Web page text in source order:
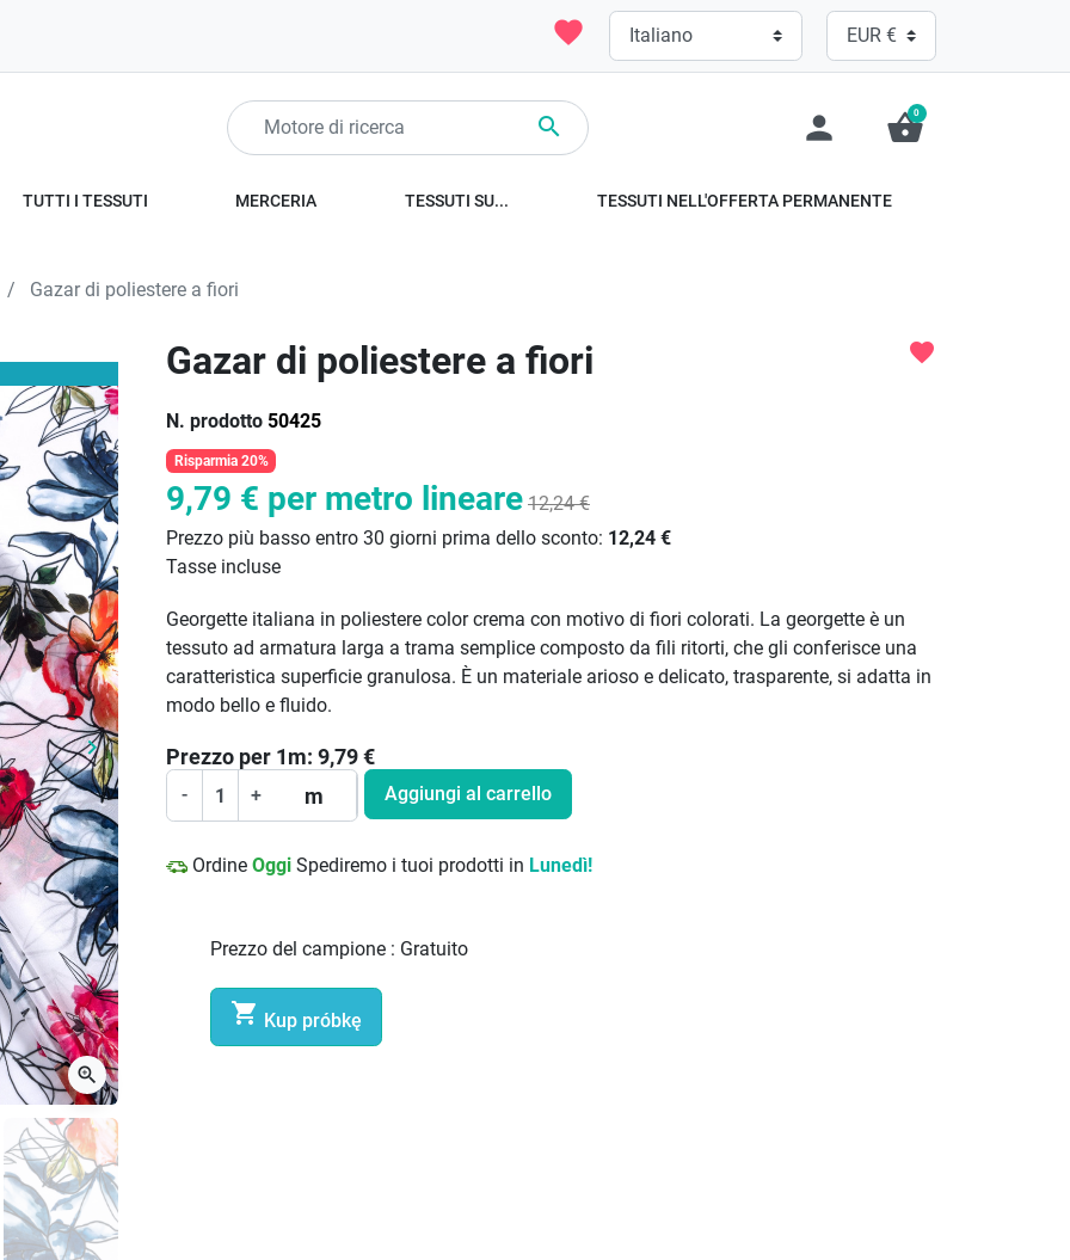
favorite
 person shopping_basket
0
TUTTI I TESSUTI MERCERIA TESSUTI SU... TESSUTI NELL'OFFERTA PERMANENTE
Gazar di poliestere a fiori
Prossimo
keyboard_arrow_right
zoom_in
Gazar di poliestere a fiori
N. prodotto 50425
favorite
Risparmia 20%
9,79 € per metro lineare 12,24 €
Prezzo più basso entro 30 giorni prima dello sconto: 12,24 €
Tasse incluse
Georgette italiana in poliestere color crema con motivo di fiori colorati. La georgette è un
tessuto ad armatura larga a trama semplice composto da fili ritorti, che gli conferisce una
caratteristica superficie granulosa. È un materiale arioso e delicato, trasparente, si adatta in
modo bello e fluido.
Prezzo per 1m: 9,79€
- + m Aggiungi al carrello
Ordine Oggi Spediremo i tuoi prodotti in Lunedì!
Prezzo del campione : Gratuito
 Kup próbkę